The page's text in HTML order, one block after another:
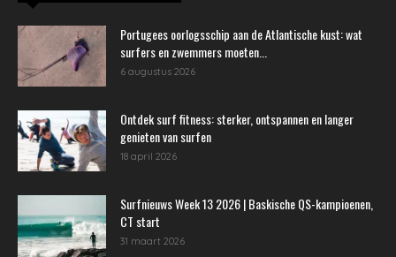
Portugees oorlogsschip aan de Atlantische kust: wat
surfers en zwemmers moeten...
6 augustus 2026
Ontdek surf fitness: sterker, ontspannen en langer
genieten van surfen
18 april 2026
Surfnieuws Week 13 2026 | Baskische QS-kampioenen,
CT start
31 maart 2026